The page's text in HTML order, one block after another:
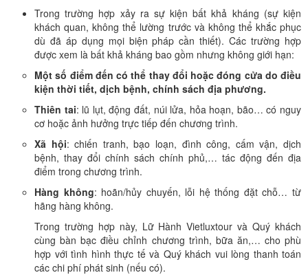
Trong trường hợp xảy ra sự kiện bất khả kháng (sự kiện
khách quan, không thể lường trước và không thể khắc phục
dù đã áp dụng mọi biện pháp cần thiết). Các trường hợp
được xem là bất khả kháng bao gồm nhưng không giới hạn:
Một số điểm đến có thể thay đổi hoặc đóng cửa do điều
kiện thời tiết, dịch bệnh, chính sách địa phương.
Thiên tai: lũ lụt, động đất, núi lửa, hỏa hoạn, bão… có nguy
cơ hoặc ảnh hưởng trực tiếp đến chương trình.
Xã hội: chiến tranh, bạo loạn, đình công, cấm vận, dịch
bệnh, thay đổi chính sách chính phủ,… tác động đến địa
điểm trong chương trình.
Hàng không: hoãn/hủy chuyến, lỗi hệ thống đặt chỗ… từ
hãng hàng không.
Trong trường hợp này, Lữ Hành Vietluxtour và Quý khách
cùng bàn bạc điều chỉnh chương trình, bữa ăn,… cho phù
hợp với tình hình thực tế và Quý khách vui lòng thanh toán
các chi phí phát sinh (nếu có).